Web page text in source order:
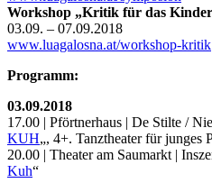
Workshop „Kritik für das
03.09. – 07.09.2018
www.luagalosna.at/workshop-kritik
Programm:
03.09.2018
17.00 | Pförtnerhaus | De Stilte /
KUH„, 4+. Tanztheater für junges
20.00 | Theater am Saumarkt |
Kuh“